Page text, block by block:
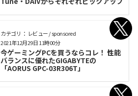
カテゴリ： レビュー / sponsored
今ゲーミングPCを買うならコレ！ 性能
バランスに優れたGIGABYTEの
「AORUS GPC-03R306T」
2021年12月29日 11時00分